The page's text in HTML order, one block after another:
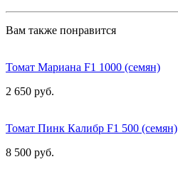
Вам также понравится
Томат Мариана F1 1000 (семян)
2 650 руб.
Томат Пинк Калибр F1 500 (семян)
8 500 руб.